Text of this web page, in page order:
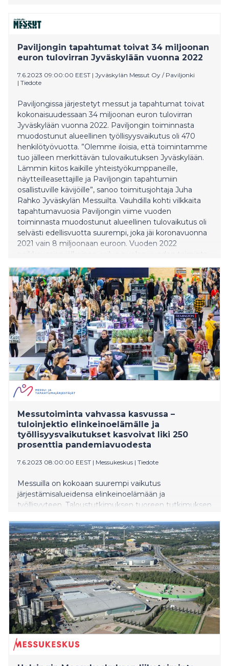
messutoiminnan työllisyysvaikutus oli 1740
henkilötyövuotta.
Paviljongin tapahtumat toivat 34 miljoonan
euron tulovirran Jyväskylään vuonna 2022
7.6.2023 09:00:00 EEST | Jyväskylän Messut Oy / Paviljonki
| Tiedote
Paviljongissa järjestetyt messut ja tapahtumat toivat
kokonaisuudessaan 34 miljoonan euron tulovirran
Jyväskylään vuonna 2022. Paviljongin toiminnasta
muodostunut alueellinen työllisyysvaikutus oli 470
henkilötyövuotta. ”Olemme iloisia, että toimintamme
tuo jälleen merkittävän tulovaikutuksen Jyväskylään.
Lämmin kiitos kaikille yhteistyökumppaneille,
näytteilleasettajille ja Paviljongin tapahtumiin
osallistuville kävijöille”, sanoo toimitusjohtaja Juha
Rahko Jyväskylän Messuilta. Vauhdilla kohti vilkkaita
tapahtumavuosia Paviljongin viime vuoden
toiminnasta muodostunut alueellinen tulovaikutus oli
selvästi edellisvuotta suurempi, joka jäi koronavuonna
2021 vain 8 miljoonaan euroon. Vuoden 2022
poikkeusajan jälkeinen, reilun puolen vuoden toiminta-
uudelleen käynnistämisessä, ja alueellinen tulovaikutus
jäi normaalia toimintavuotta pienemmäksi. Esimerkiksi
vuonna 2019 Paviljongin toiminnasta muodostuva
alueellinen talousvaikutus oli 47,2
Messutoiminta vahvassa kasvussa –
tuloinjektio elinkeinoelämälle ja
työllisyysvaikutukset kasvoivat liki 250
prosenttia pandemiavuodesta
7.6.2023 08:00:00 EEST | Messukeskus | Tiedote
Messuilla on kokoaan suurempi vaikutus
järjestämisalueidensa elinkeinoelämään ja
työllisyyteen. Taloustutkimuksen tuoreen tutkimuksen
miljoonan euron tulovirran. Alan työllisyysvaikutus oli
3520 henkilötyövuotta.